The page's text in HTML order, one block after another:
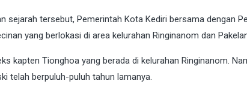
sejarah tersebut, Pemerintah Kota Kediri bersama dengan
yang berlokasi di area kelurahan Ringinanom dan
kapten Tionghoa yang berada di kelurahan Ringinanom.
telah berpuluh-puluh tahun lamanya.